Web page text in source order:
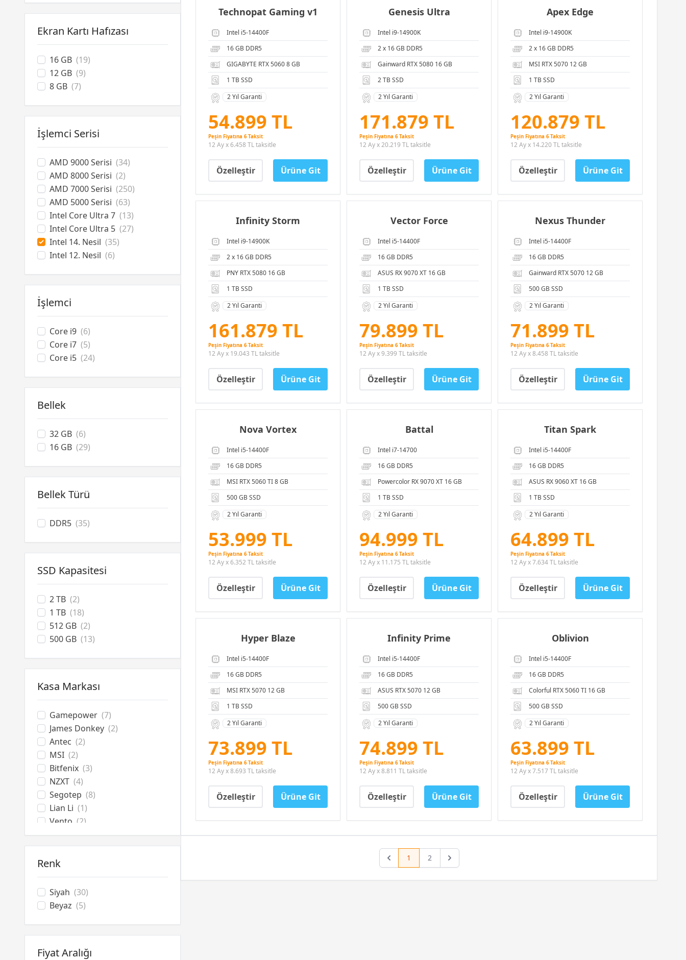
Ekran Kartı Hafızası
16 GB (19)
12 GB (9)
8 GB (7)
İşlemci Serisi
AMD 9000 Serisi (34)
AMD 8000 Serisi (2)
AMD 7000 Serisi (250)
AMD 5000 Serisi (63)
Intel Core Ultra 7 (13)
Intel Core Ultra 5 (27)
Intel 14. Nesil (35)
Intel 12. Nesil (6)
İşlemci
Core i9 (6)
Core i7 (5)
Core i5 (24)
Bellek
32 GB (6)
16 GB (29)
Bellek Türü
DDR5 (35)
SSD Kapasitesi
2 TB (2)
1 TB (18)
512 GB (2)
500 GB (13)
Kasa Markası
Gamepower (7)
James Donkey (2)
Antec (2)
MSI (2)
Bitfenix (3)
NZXT (4)
Segotep (8)
Lian Li (1)
Vento (2)
FSP (1)
Hiper (2)
XPG
Renk
Siyah (30)
Beyaz (5)
Fiyat Aralığı
Technopat Gaming v1
Intel i5-14400F
16 GB DDR5
GIGABYTE RTX 5060 8 GB
1 TB SSD
2 Yıl Garanti
54.899 TL
Peşin Fiyatına 6 Taksit
12 Ay x 6.458 TL taksitle
Özelleştir Ürüne Git
Genesis Ultra
Intel i9-14900K
2 x 16 GB DDR5
Gainward RTX 5080 16 GB
2 TB SSD
2 Yıl Garanti
171.879 TL
Peşin Fiyatına 6 Taksit
12 Ay x 20.219 TL taksitle
Özelleştir Ürüne Git
Apex Edge
Intel i9-14900K
2 x 16 GB DDR5
MSI RTX 5070 12 GB
1 TB SSD
2 Yıl Garanti
120.879 TL
Peşin Fiyatına 6 Taksit
12 Ay x 14.220 TL taksitle
Özelleştir Ürüne Git
Infinity Storm
Intel i9-14900K
2 x 16 GB DDR5
PNY RTX 5080 16 GB
1 TB SSD
2 Yıl Garanti
161.879 TL
Peşin Fiyatına 6 Taksit
12 Ay x 19.043 TL taksitle
Özelleştir Ürüne Git
Vector Force
Intel i5-14400F
16 GB DDR5
ASUS RX 9070 XT 16 GB
1 TB SSD
2 Yıl Garanti
79.899 TL
Peşin Fiyatına 6 Taksit
12 Ay x 9.399 TL taksitle
Özelleştir Ürüne Git
Nexus Thunder
Intel i5-14400F
16 GB DDR5
Gainward RTX 5070 12 GB
500 GB SSD
2 Yıl Garanti
71.899 TL
Peşin Fiyatına 6 Taksit
12 Ay x 8.458 TL taksitle
Özelleştir Ürüne Git
Nova Vortex
Intel i5-14400F
16 GB DDR5
MSI RTX 5060 TI 8 GB
500 GB SSD
2 Yıl Garanti
53.999 TL
Peşin Fiyatına 6 Taksit
12 Ay x 6.352 TL taksitle
Özelleştir Ürüne Git
Battal
Intel i7-14700
16 GB DDR5
Powercolor RX 9070 XT 16 GB
1 TB SSD
2 Yıl Garanti
94.999 TL
Peşin Fiyatına 6 Taksit
12 Ay x 11.175 TL taksitle
Özelleştir Ürüne Git
Titan Spark
Intel i5-14400F
16 GB DDR5
ASUS RX 9060 XT 16 GB
1 TB SSD
2 Yıl Garanti
64.899 TL
Peşin Fiyatına 6 Taksit
12 Ay x 7.634 TL taksitle
Özelleştir Ürüne Git
Hyper Blaze
Intel i5-14400F
16 GB DDR5
MSI RTX 5070 12 GB
1 TB SSD
2 Yıl Garanti
73.899 TL
Peşin Fiyatına 6 Taksit
12 Ay x 8.693 TL taksitle
Özelleştir Ürüne Git
Infinity Prime
Intel i5-14400F
16 GB DDR5
ASUS RTX 5070 12 GB
500 GB SSD
2 Yıl Garanti
74.899 TL
Peşin Fiyatına 6 Taksit
12 Ay x 8.811 TL taksitle
Özelleştir Ürüne Git
Oblivion
Intel i5-14400F
16 GB DDR5
Colorful RTX 5060 TI 16 GB
500 GB SSD
2 Yıl Garanti
63.899 TL
Peşin Fiyatına 6 Taksit
12 Ay x 7.517 TL taksitle
Özelleştir Ürüne Git
Previous1 2 Next